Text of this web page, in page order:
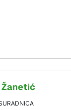
Žanetić